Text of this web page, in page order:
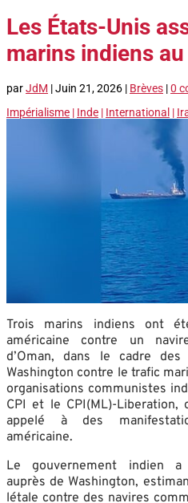
Les États-Unis
marins indiens au
parJdM |Juin 21, 2026 | Brèves |0
Impérialisme | Inde | International |
Trois marins indiens ont
américaine contre un
d’Oman, dans le cadre
Washington contre le trafic
organisations communistes
CPI et le CPI(ML)-
appelé à des
américaine.
Le gouvernement indien
auprès de Washington,
létale contre des navires